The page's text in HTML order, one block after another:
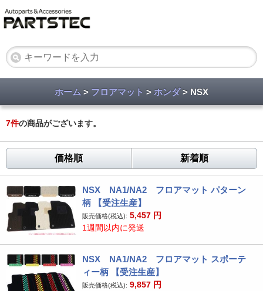
ホーム > フロアマット > ホンダ> NSX
7件の商品がございます。
価格順 新着順
NSX NA1/NA2 フロアマット パターン
柄 【受注生産】
販売価格(税込): 5,457 円
1週間以内に発送
NSX NA1/NA2 フロアマット スポーテ
ィー柄 【受注生産】
販売価格(税込): 9,857 円